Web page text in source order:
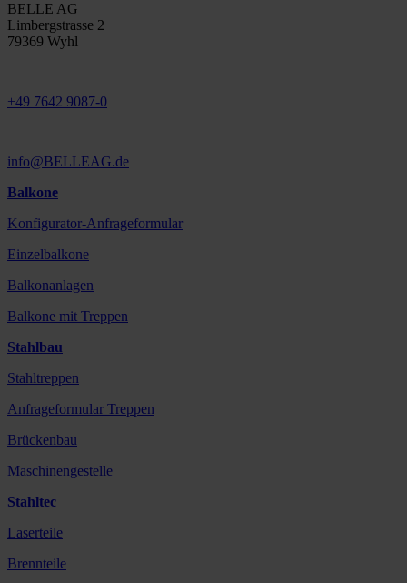
BELLE AG
Limbergstrasse 2
79369 Wyhl
+49 7642 9087-0
info@BELLEAG.de
Balkone
Konfigurator-Anfrageformular
Einzelbalkone
Balkonanlagen
Balkone mit Treppen
Stahlbau
Stahltreppen
Anfrageformular Treppen
Brückenbau
Maschinengestelle
Stahltec
Laserteile
Brennteile